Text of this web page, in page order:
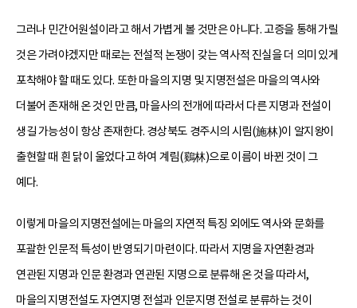
그러나 민간어원설이라고 해서 가볍게 볼 것만은 아니다. 고증을 통해 가릴
것은 가려야겠지만 때로는 전설적 논쟁이 갖는 역사적 진실을 더 의미 있게
포착해야 할 때도 있다. 또한 마을의 지명 및 지명전설은 마을의 역사와
더불어 존재해 온 것인 만큼, 마을사의 전개에 따라서 다른 지명과 전설이
생길 가능성이 항상 존재한다. 경상북도 경주시의 시림(施林)이 알지왕이
출현할 때 흰 닭이 울었다고 하여 계림(鷄林)으로 이름이 바뀐 것이 그
예다.
이렇게 마을의 지명전설에는 마을의 자연적 특징 외에도 역사와 문화를
포괄한 인문적 특성이 반영되기 마련이다. 따라서 지명을 자연환경과
연관된 지명과 인문 환경과 연관된 지명으로 분류해 온 것을 따라서,
마을의 지명전설도 자연지명 전설과 인문지명 전설로 분류하는 것이